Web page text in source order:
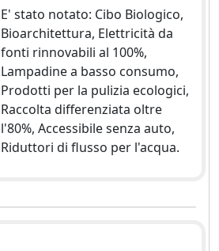
E' stato notato: Cibo Biologico,
Bioarchitettura, Elettricità da
fonti rinnovabili al 100%,
Lampadine a basso consumo,
Prodotti per la pulizia ecologici,
Raccolta differenziata oltre
l'80%, Accessibile senza auto,
Riduttori di flusso per l'acqua.